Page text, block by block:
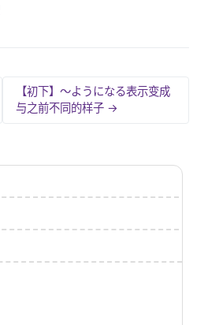
【初下】～ようになる表示变成
与之前不同的样子 →